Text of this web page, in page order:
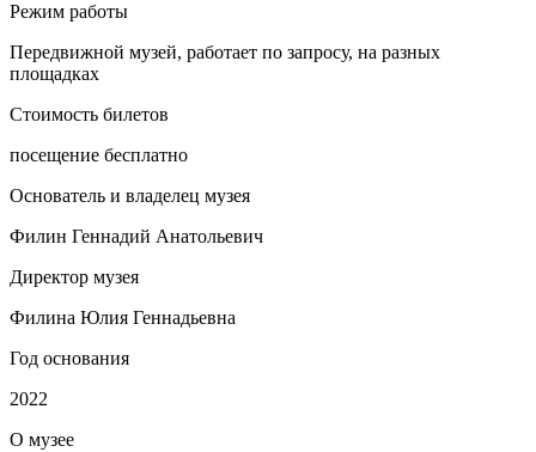
Режим работы
Передвижной музей, работает по запросу, на разных
площадках
Стоимость билетов
посещение бесплатно
Основатель и владелец музея
Филин Геннадий Анатольевич
Директор музея
Филина Юлия Геннадьевна
Год основания
2022
О музее